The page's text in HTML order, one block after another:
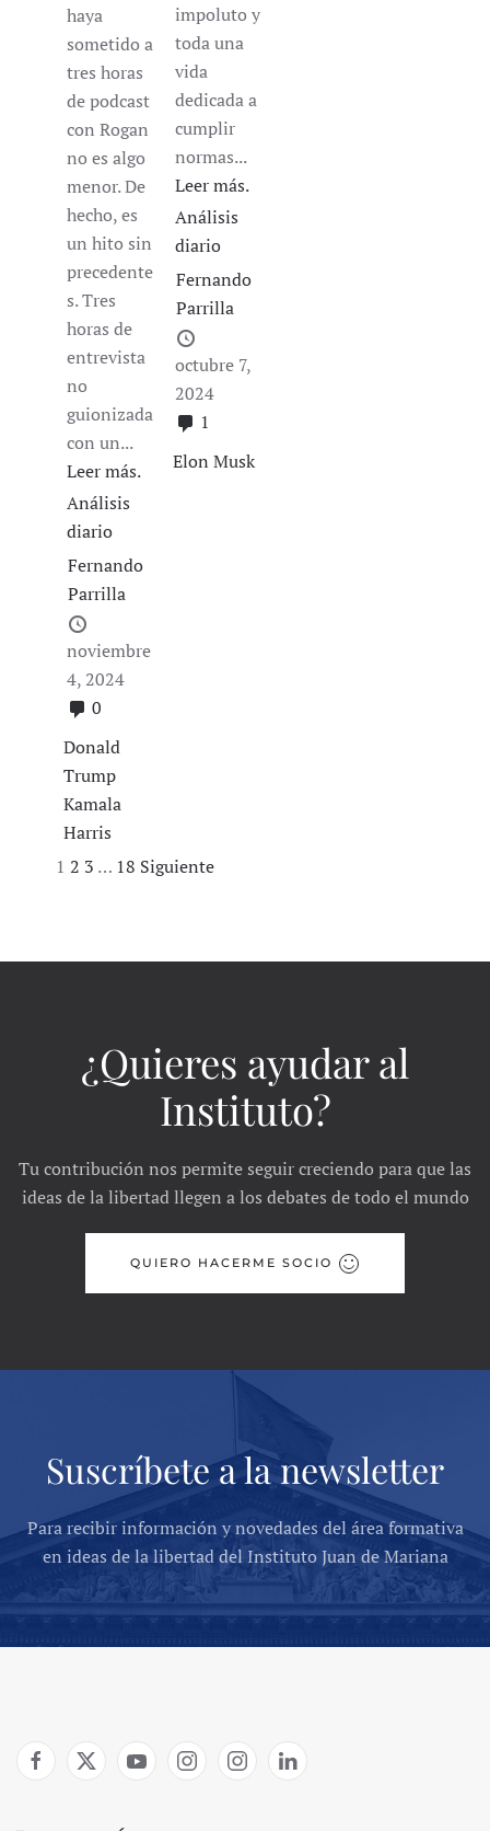
haya
sometido a
tres horas
de podcast
con Rogan
no es algo
menor. De
hecho, es
un hito sin
precedente
s. Tres
horas de
entrevista
no
guionizada
con un...
Leer más.
Análisis
diario
Fernando
Parrilla
noviembre
4, 2024
0
Donald
Trump
Kamala
Harris
impoluto y
toda una
vida
dedicada a
cumplir
normas...
Leer más.
Análisis
diario
Fernando
Parrilla
octubre 7,
2024
1
Elon Musk
Navegación
entradas
1 2 3 … 18 Siguiente
¿Quieres ayudar al
Instituto?
Tu contribución nos permite seguir creciendo para que las
ideas de la libertad llegen a los debates de todo el mundo
QUIERO HACERME SOCIO
Suscríbete a la newsletter
Para recibir información y novedades del área formativa
en ideas de la libertad del Instituto Juan de Mariana